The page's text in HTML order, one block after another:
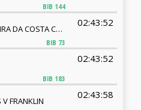
BIB 144
BIB 73
MAILSON JUNIOR FERREIRA DA COSTA COSTA
02:43:52
BIB 183
02:43:52
FRANKLIN
02:43:58